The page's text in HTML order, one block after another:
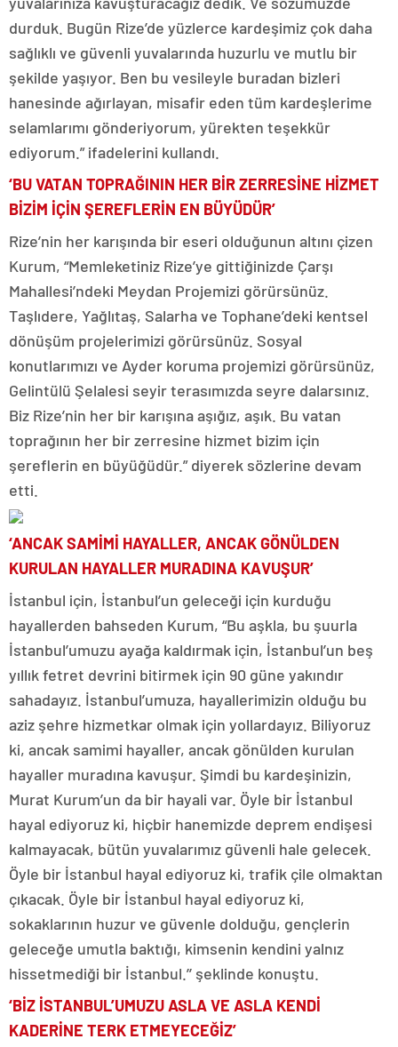
durduk. Bugün Rize’de yüzlerce kardeşimiz çok daha
sağlıklı ve güvenli yuvalarında huzurlu ve mutlu bir
şekilde yaşıyor. Ben bu vesileyle buradan bizleri
hanesinde ağırlayan, misafir eden tüm kardeşlerime
selamlarımı gönderiyorum, yürekten teşekkür
ediyorum.” ifadelerini kullandı.
‘BU VATAN TOPRAĞININ HER BİR ZERRESİNE HİZMET
BİZİM İÇİN ŞEREFLERİN EN BÜYÜDÜR’
Rize’nin her karışında bir eseri olduğunun altını çizen
Kurum, “Memleketiniz Rize’ye gittiğinizde Çarşı
Mahallesi’ndeki Meydan Projemizi görürsünüz.
Taşlıdere, Yağlıtaş, Salarha ve Tophane’deki kentsel
dönüşüm projelerimizi görürsünüz. Sosyal
konutlarımızı ve Ayder koruma projemizi görürsünüz,
Gelintülü Şelalesi seyir terasımızda seyre dalarsınız.
Biz Rize’nin her bir karışına aşığız, aşık. Bu vatan
toprağının her bir zerresine hizmet bizim için
şereflerin en büyüğüdür.” diyerek sözlerine devam
etti.
‘ANCAK SAMİMİ HAYALLER, ANCAK GÖNÜLDEN
KURULAN HAYALLER MURADINA KAVUŞUR’
İstanbul için, İstanbul’un geleceği için kurduğu
hayallerden bahseden Kurum, “Bu aşkla, bu şuurla
İstanbul’umuzu ayağa kaldırmak için, İstanbul’un beş
yıllık fetret devrini bitirmek için 90 güne yakındır
sahadayız. İstanbul’umuza, hayallerimizin olduğu bu
aziz şehre hizmetkar olmak için yollardayız. Biliyoruz
ki, ancak samimi hayaller, ancak gönülden kurulan
hayaller muradına kavuşur. Şimdi bu kardeşinizin,
Murat Kurum’un da bir hayali var. Öyle bir İstanbul
hayal ediyoruz ki, hiçbir hanemizde deprem endişesi
kalmayacak, bütün yuvalarımız güvenli hale gelecek.
Öyle bir İstanbul hayal ediyoruz ki, trafik çile olmaktan
çıkacak. Öyle bir İstanbul hayal ediyoruz ki,
sokaklarının huzur ve güvenle dolduğu, gençlerin
geleceğe umutla baktığı, kimsenin kendini yalnız
hissetmediği bir İstanbul.’’ şeklinde konuştu.
‘BİZ İSTANBUL’UMUZU ASLA VE ASLA KENDİ
KADERİNE TERK ETMEYECEĞİZ’